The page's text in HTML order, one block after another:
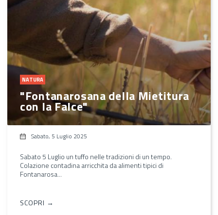
NATURA
"Fontanarosana della Mietitura
con la Falce"
Sabato, 5 Luglio 2025
Sabato 5 Luglio un tuffo nelle tradizioni di un tempo.
Colazione contadina arricchita da alimenti tipici di
Fontanarosa...
SCOPRI →